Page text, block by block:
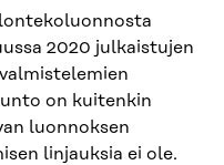
2020 julkaistujen
on kuitenkin
luonnoksen
linjauksia ei ole.